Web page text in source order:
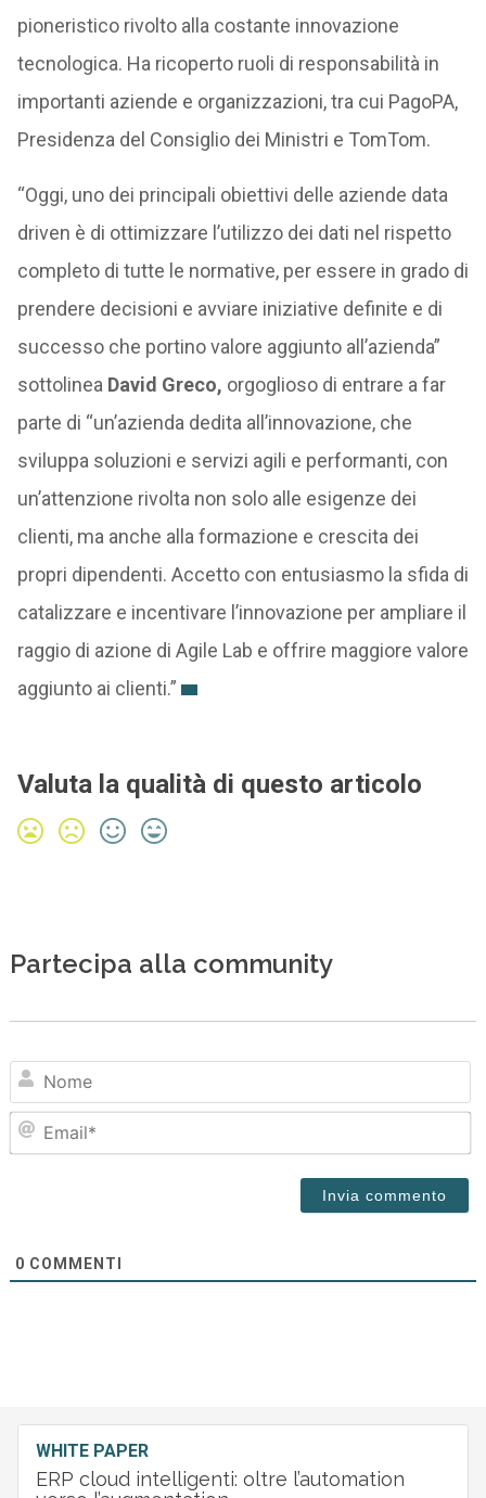
pioneristico rivolto alla costante innovazione
tecnologica. Ha ricoperto ruoli di responsabilità in
importanti aziende e organizzazioni, tra cui PagoPA,
Presidenza del Consiglio dei Ministri e TomTom.
“Oggi, uno dei principali obiettivi delle aziende data
driven è di ottimizzare l’utilizzo dei dati nel rispetto
completo di tutte le normative, per essere in grado di
prendere decisioni e avviare iniziative definite e di
successo che portino valore aggiunto all’azienda”
sottolinea David Greco, orgoglioso di entrare a far
parte di “un’azienda dedita all’innovazione, che
sviluppa soluzioni e servizi agili e performanti, con
un’attenzione rivolta non solo alle esigenze dei
clienti, ma anche alla formazione e crescita dei
propri dipendenti. Accetto con entusiasmo la sfida di
catalizzare e incentivare l’innovazione per ampliare il
raggio di azione di Agile Lab e offrire maggiore valore
aggiunto ai clienti.”
Valuta la qualità di questo articolo
Partecipa alla community
0 COMMENTI
WHITE PAPER
ERP cloud intelligenti: oltre l’automation